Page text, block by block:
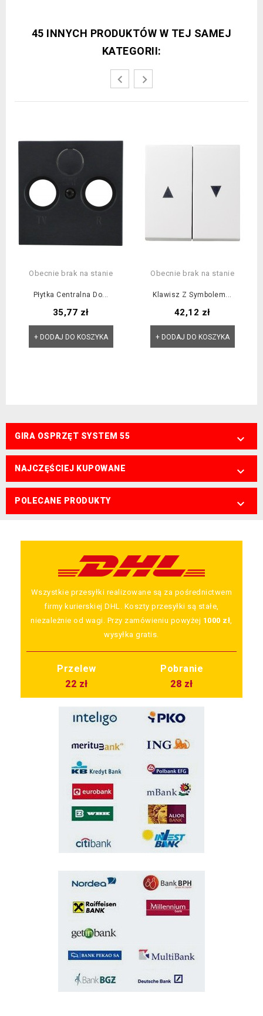
45 INNYCH PRODUKTÓW W TEJ SAMEJ
KATEGORII:
Obecnie brak na stanie
Płytka Centralna Do...
Cena
35,77 zł
+ DODAJ DO KOSZYKA
Obecnie brak na stanie
Klawisz Z Symbolem...
Cena
42,12 zł
+ DODAJ DO KOSZYKA
GIRA OSPRZĘT SYSTEM 55 
NAJCZĘŚCIEJ KUPOWANE 
POLECANE PRODUKTY 
Wszystkie przesyłki realizowane są za pośrednictwem
firmy kurierskiej DHL. Koszty przesyłki są stałe,
niezależnie od wagi. Przy zamówieniu powyżej 1000 zł
wysyłka gratis.
Przelew
Pobranie
22 zł
28 zł